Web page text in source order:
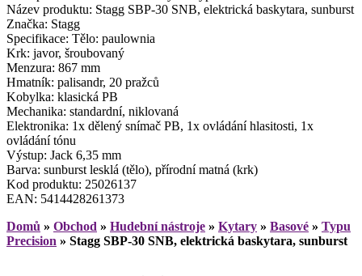
Název produktu: Stagg SBP-30 SNB, elektrická baskytara, sunburst
Značka: Stagg
Specifikace: Tělo: paulownia
Krk: javor, šroubovaný
Menzura: 867 mm
Hmatník: palisandr, 20 pražců
Kobylka: klasická PB
Mechanika: standardní, niklovaná
Elektronika: 1x dělený snímač PB, 1x ovládání hlasitosti, 1x
ovládání tónu
Výstup: Jack 6,35 mm
Barva: sunburst lesklá (tělo), přírodní matná (krk)
Kod produktu: 25026137
EAN: 5414428261373
Domů » Obchod » Hudební nástroje » Kytary » Basové » Typu
Precision » Stagg SBP-30 SNB, elektrická baskytara, sunburst